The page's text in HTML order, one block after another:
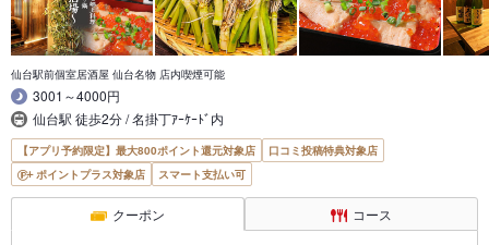
仙台駅前個室居酒屋 仙台名物 店内喫煙可能
3001～4000円
仙台駅 徒歩2分 / 名掛丁ｱｰｹｰﾄﾞ内
【アプリ予約限定】最大800ポイント還元対象店
口コミ投稿特典対象店
ポイントプラス対象店
スマート支払い可
クーポン コース